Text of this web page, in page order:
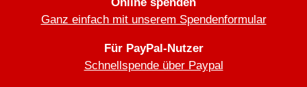
Online spenden
Ganz einfach mit unserem Spendenformular
Für PayPal-Nutzer
Schnellspende über Paypal